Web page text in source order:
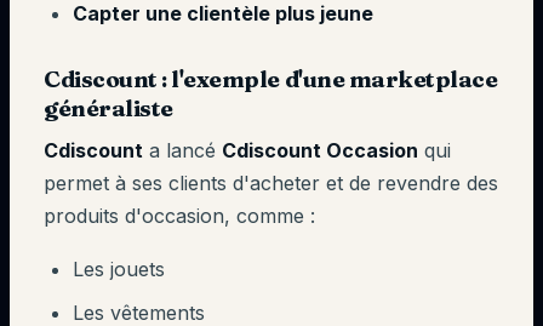
Capter une clientèle plus jeune
Cdiscount : l'exemple d'une marketplace
généraliste
Cdiscount a lancé Cdiscount Occasion qui
permet à ses clients d'acheter et de revendre des
produits d'occasion, comme :
Les jouets
Les vêtements